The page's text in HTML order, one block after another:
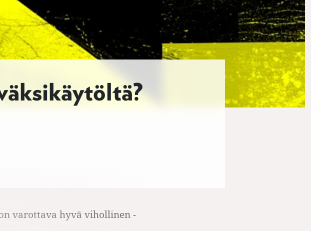
varottava hyvä vihollinen -